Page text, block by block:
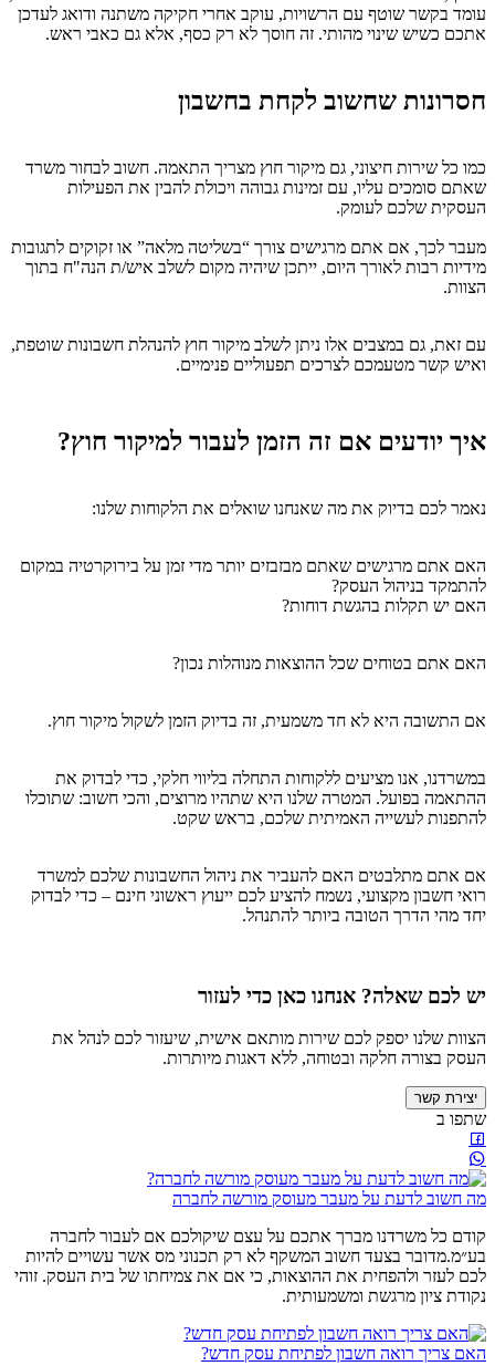
עומד בקשר שוטף עם הרשויות, עוקב אחרי חקיקה משתנה ודואג לעדכן
אתכם כשיש שינוי מהותי. זה חוסך לא רק כסף, אלא גם כאבי ראש.
חסרונות שחשוב לקחת בחשבון
כמו כל שירות חיצוני, גם מיקור חוץ מצריך התאמה. חשוב לבחור משרד
שאתם סומכים עליו, עם זמינות גבוהה ויכולת להבין את הפעילות
העסקית שלכם לעומק.
מעבר לכך, אם אתם מרגישים צורך “בשליטה מלאה” או זקוקים לתגובות
מידיות רבות לאורך היום, ייתכן שיהיה מקום לשלב איש/ת הנה"ח בתוך
הצוות.
עם זאת, גם במצבים אלו ניתן לשלב מיקור חוץ להנהלת חשבונות שוטפת,
ואיש קשר מטעמכם לצרכים תפעוליים פנימיים.
איך יודעים אם זה הזמן לעבור למיקור חוץ?
נאמר לכם בדיוק את מה שאנחנו שואלים את הלקוחות שלנו:
האם אתם מרגישים שאתם מבזבזים יותר מדי זמן על בירוקרטיה במקום
להתמקד בניהול העסק?
האם יש תקלות בהגשת דוחות?
האם אתם בטוחים שכל ההוצאות מנוהלות נכון?
אם התשובה היא לא חד משמעית, זה בדיוק הזמן לשקול מיקור חוץ.
במשרדנו, אנו מציעים ללקוחות התחלה בליווי חלקי, כדי לבדוק את
ההתאמה בפועל. המטרה שלנו היא שתהיו מרוצים, והכי חשוב: שתוכלו
להתפנות לעשייה האמיתית שלכם, בראש שקט.
אם אתם מתלבטים האם להעביר את ניהול החשבונות שלכם למשרד
רואי חשבון מקצועי, נשמח להציע לכם ייעוץ ראשוני חינם – כדי לבדוק
יחד מהי הדרך הטובה ביותר להתנהל.
יש לכם שאלה? אנחנו כאן כדי לעזור
הצוות שלנו יספק לכם שירות מותאם אישית, שיעזור לכם לנהל את
העסק בצורה חלקה ובטוחה, ללא דאגות מיותרות.
יצירת קשר
שתפו ב
מה חשוב לדעת על מעבר מעוסק מורשה לחברה
קודם כל משרדנו מברך אתכם על עצם שיקולכם אם לעבור לחברה
בע״מ.מדובר בצעד חשוב המשקף לא רק תכנוני מס אשר עשויים להיות
לכם לעזר ולהפחית את ההוצאות, כי אם את צמיחתו של בית העסק. זוהי
נקודת ציון מרגשת ומשמעותית.
האם צריך רואה חשבון לפתיחת עסק חדש?